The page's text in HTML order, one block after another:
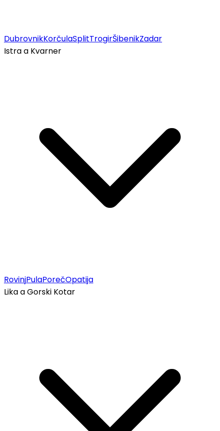
DubrovnikKorčulaSplitTrogirŠibenikZadar
Istra a Kvarner
RovinjPulaPorečOpatija
Lika a Gorski Kotar